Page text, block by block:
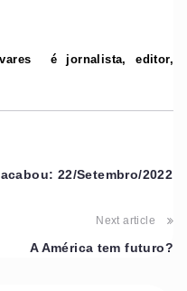
éjornalista, editor,
22/Setembro/2022
Next article
A América tem futuro?